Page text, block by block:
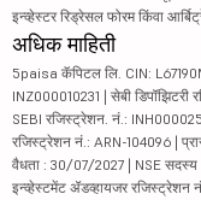
इन्व्हेस्टर रिड्रेसल फोरम किंवा
अधिक माहिती
5paisa कॅपिटल लि. CIN:
INZ000010231 | सेबी डिपॉझिटरी
SEBI रजिस्ट्रेशन. नं.:
रजिस्ट्रेशन नं.: ARN-104096 |
वैधता : 30/07/2027 | NSE सदस्य
इन्व्हेस्टमेंट ॲडव्हायजर